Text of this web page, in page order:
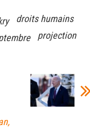
droits humains
projection